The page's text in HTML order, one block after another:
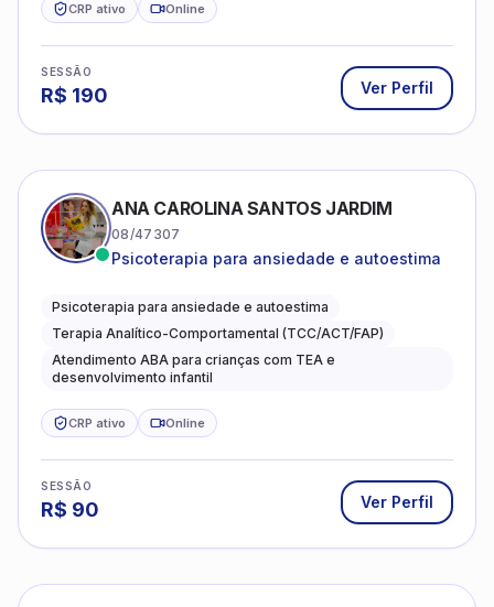
CRP ativo Online
SESSÃO
R$ 190 Ver Perfil
ANA CAROLINA SANTOS JARDIM
08/47307
Psicoterapia para ansiedade e autoestima
Psicoterapia para ansiedade e autoestima
Terapia Analítico-Comportamental (TCC/ACT/FAP)
Atendimento ABA para crianças com TEA e
desenvolvimento infantil
CRP ativo Online
SESSÃO
R$ 90 Ver Perfil